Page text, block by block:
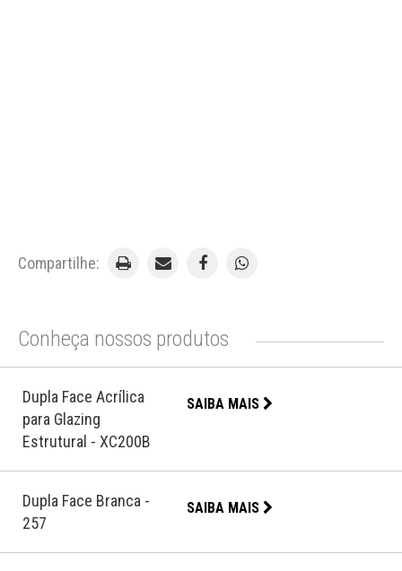
Compartilhe:
Conheça nossos produtos
Dupla Face Acrílica
para Glazing
Estrutural - XC200B
SAIBA MAIS
Dupla Face Branca -
257
SAIBA MAIS